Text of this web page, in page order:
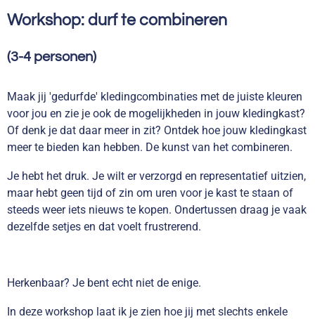
Workshop: durf te combineren
(3-4 personen)
Maak jij 'gedurfde' kledingcombinaties met de juiste kleuren
voor jou en zie je ook de mogelijkheden in jouw kledingkast?
Of denk je dat daar meer in zit? Ontdek hoe jouw kledingkast
meer te bieden kan hebben. De kunst van het combineren.
Je hebt het druk. Je wilt er verzorgd en representatief uitzien,
maar hebt geen tijd of zin om uren voor je kast te staan of
steeds weer iets nieuws te kopen. Ondertussen draag je vaak
dezelfde setjes en dat voelt frustrerend.
Herkenbaar? Je bent echt niet de enige.
In deze workshop laat ik je zien hoe jij met slechts enkele